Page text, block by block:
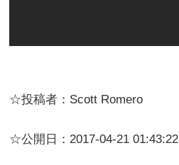
☆投稿者：Scott Romero
☆公開日：2017-04-21 01:43:22